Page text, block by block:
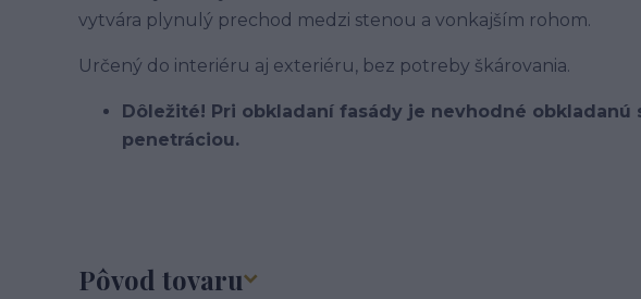
vytvára plynulý prechod medzi stenou a vonkajším rohom.
Určený do interiéru aj exteriéru, bez potreby škárovania.
Dôležité! Pri obkladaní fasády je nevhodné obkladanú
penetráciou.
Pôvod tovaru